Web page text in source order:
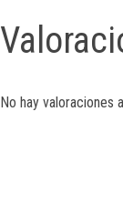
No hay valoraciones